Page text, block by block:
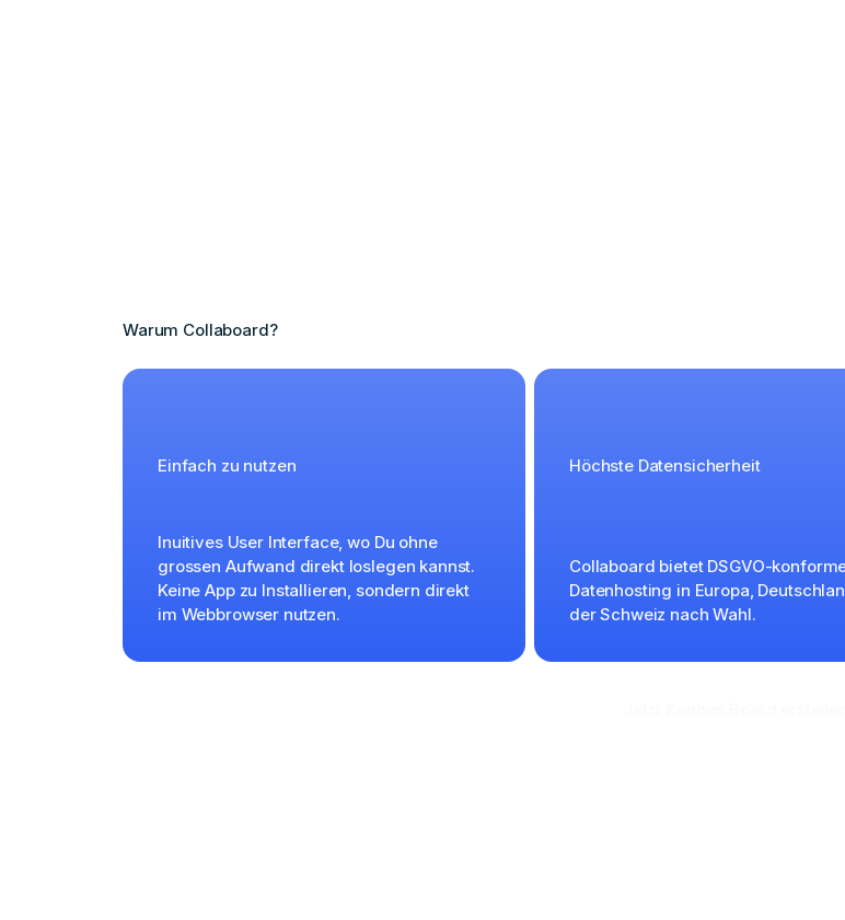
Warum Collaboard?
Einfach zu nutzen
Inuitives User Interface, wo Du ohne
grossen Aufwand direkt loslegen kannst.
Keine App zu Installieren, sondern direkt
im Webbrowser nutzen.
Höchste Datensicherheit
Collaboard bietet DSGVO-
Datenhosting in Europa,
der Schweiz nach Wahl.